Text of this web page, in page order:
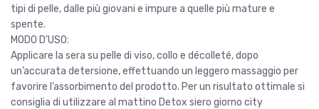
€
tipi di pelle, dalle più giovani e impure a quelle più mature e
spente.
MODO D’USO:
Applicare la sera su pelle di viso, collo e décolleté, dopo
un’accurata detersione, effettuando un leggero massaggio per
favorire l’assorbimento del prodotto. Per un risultato ottimale si
consiglia di utilizzare al mattino Detox siero giorno city